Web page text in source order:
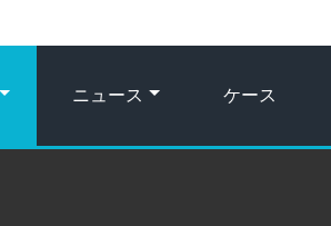
ニュース ケース